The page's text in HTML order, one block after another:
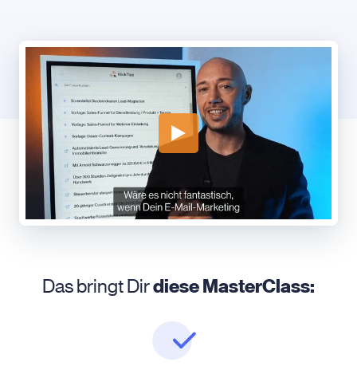
Das bringt Dirdiese MasterClass: